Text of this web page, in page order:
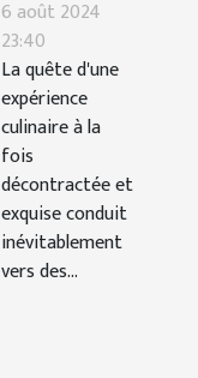
une cuisine
décontractée
et
savoureuse
6 août 2024
23:40
La quête d'une
expérience
culinaire à la
fois
décontractée et
exquise conduit
inévitablement
vers des...